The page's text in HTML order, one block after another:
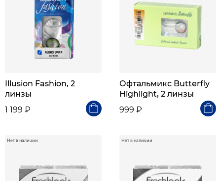
Illusion Fashion, 2
линзы
1 199 ₽
Офтальмикс Butterfly
Highlight, 2 линзы
999 ₽
Нет в наличии Нет в наличии